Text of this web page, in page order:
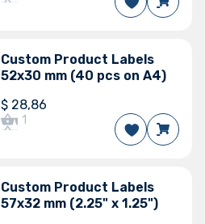
Custom Product Labels
52x30 mm (40 pcs on A4)
$ 28,86
1
Custom Product Labels
57x32 mm (2.25" x 1.25")
15.0